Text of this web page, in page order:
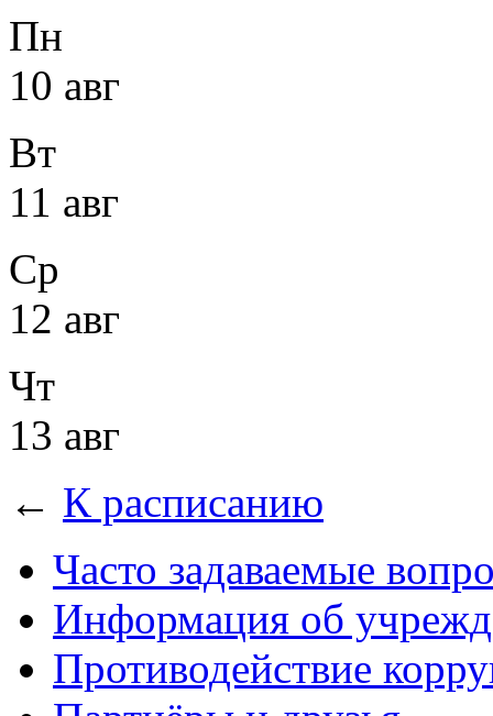
Пн
10 авг
Вт
11 авг
Ср
12 авг
Чт
13 авг
← К расписанию
Часто задаваемые
Информация об
Противодействие